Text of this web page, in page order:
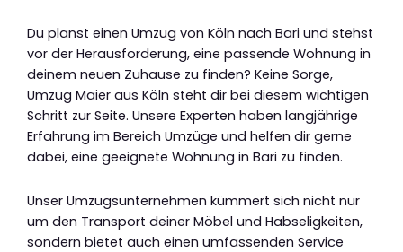
Du planst einen Umzug von Köln nach Bari und stehst
vor der Herausforderung, eine passende Wohnung in
deinem neuen Zuhause zu finden? Keine Sorge,
Umzug Maier aus Köln steht dir bei diesem wichtigen
Schritt zur Seite. Unsere Experten haben langjährige
Erfahrung im Bereich Umzüge und helfen dir gerne
dabei, eine geeignete Wohnung in Bari zu finden.
Unser Umzugsunternehmen kümmert sich nicht nur
um den Transport deiner Möbel und Habseligkeiten,
sondern bietet auch einen umfassenden Service